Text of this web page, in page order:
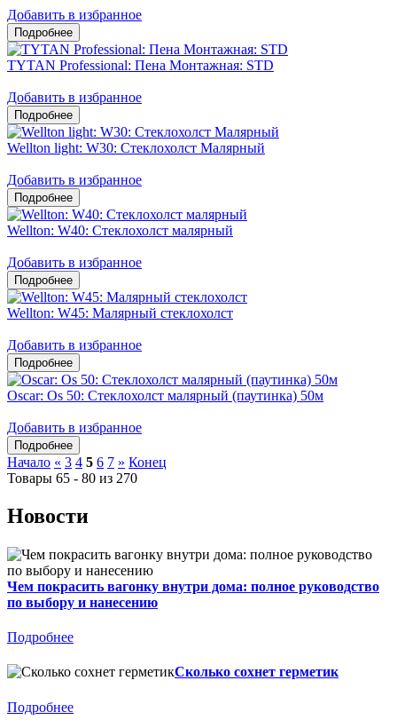
Добавить в избранное
TYTAN Professional: Пена Монтажная: STD
Добавить в избранное
Wellton light: W30: Стеклохолст Малярный
Добавить в избранное
Wellton: W40: Стеклохолст малярный
Добавить в избранное
Wellton: W45: Малярный стеклохолст
Добавить в избранное
Oscar: Os 50: Стеклохолст малярный (паутинка) 50м
Добавить в избранное
Начало « 3 4 5 6 7 » Конец
Товары 65 - 80 из 270
Новости
Чем покрасить вагонку внутри дома: полное руководство
по выбору и нанесению
Подробнее
Сколько сохнет герметик
Подробнее